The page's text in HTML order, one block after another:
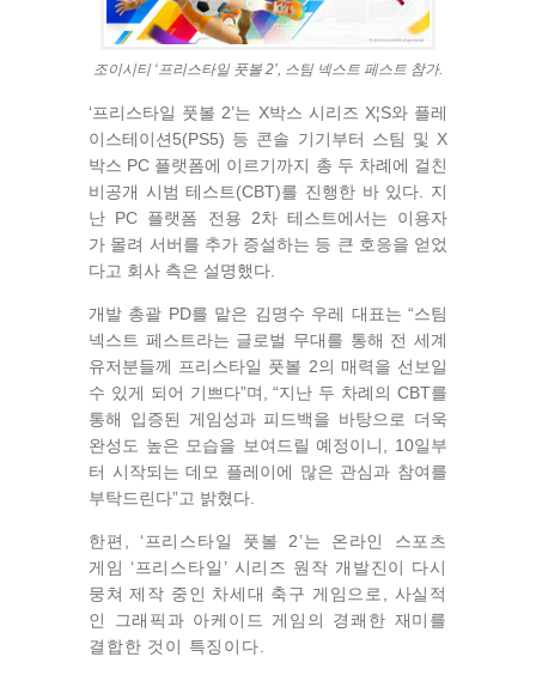
조이시티 ‘프리스타일 풋볼 2’, 스팀 넥스트 페스트 참가.
‘프리스타일 풋볼 2’는 X박스 시리즈 X¦S와 플레
이스테이션5(PS5) 등 콘솔 기기부터 스팀 및 X
박스 PC 플랫폼에 이르기까지 총 두 차례에 걸친
비공개 시범 테스트(CBT)를 진행한 바 있다. 지
난 PC 플랫폼 전용 2차 테스트에서는 이용자
가 몰려 서버를 추가 증설하는 등 큰 호응을 얻었
다고 회사 측은 설명했다.
개발 총괄 PD를 맡은 김명수 우레 대표는 “스팀
넥스트 페스트라는 글로벌 무대를 통해 전 세계
유저분들께 프리스타일 풋볼 2의 매력을 선보일
수 있게 되어 기쁘다”며, “지난 두 차례의 CBT를
통해 입증된 게임성과 피드백을 바탕으로 더욱
완성도 높은 모습을 보여드릴 예정이니, 10일부
터 시작되는 데모 플레이에 많은 관심과 참여를
부탁드린다”고 밝혔다.
한편, ‘프리스타일 풋볼 2’는 온라인 스포츠
게임 ‘프리스타일’ 시리즈 원작 개발진이 다시
뭉쳐 제작 중인 차세대 축구 게임으로, 사실적
인 그래픽과 아케이드 게임의 경쾌한 재미를
결합한 것이 특징이다.